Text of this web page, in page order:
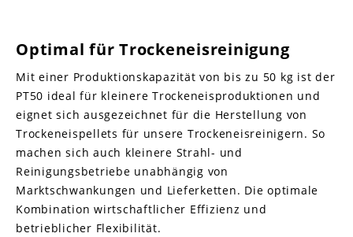
Optimal für Trockeneisreinigung
Mit einer Produktionskapazität von bis zu 50 kg ist der
PT50 ideal für kleinere Trockeneisproduktionen und
eignet sich ausgezeichnet für die Herstellung von
Trockeneispellets für unsere Trockeneisreinigern. So
machen sich auch kleinere Strahl- und
Reinigungsbetriebe unabhängig von
Marktschwankungen und Lieferketten. Die optimale
Kombination wirtschaftlicher Effizienz und
betrieblicher Flexibilität.